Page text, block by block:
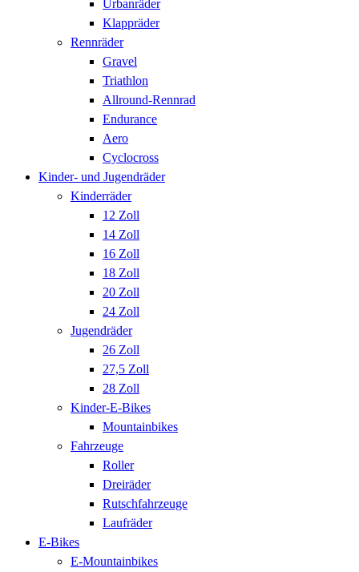
Urbanräder
Klappräder
Rennräder
Gravel
Triathlon
Allround-Rennrad
Endurance
Aero
Cyclocross
Kinder- und Jugendräder
Kinderräder
12 Zoll
14 Zoll
16 Zoll
18 Zoll
20 Zoll
24 Zoll
Jugendräder
26 Zoll
27,5 Zoll
28 Zoll
Kinder-E-Bikes
Mountainbikes
Fahrzeuge
Roller
Dreiräder
Rutschfahrzeuge
Laufräder
E-Bikes
E-Mountainbikes